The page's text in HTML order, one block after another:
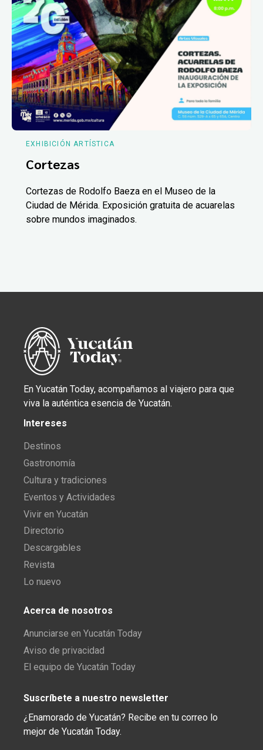
EXHIBICIÓN ARTÍSTICA
Cortezas
Cortezas de Rodolfo Baeza en el Museo de la
Ciudad de Mérida. Exposición gratuita de acuarelas
sobre mundos imaginados.
En Yucatán Today, acompañamos al viajero para que
viva la auténtica esencia de Yucatán.
Intereses
Destinos
Gastronomía
Cultura y tradiciones
Eventos y Actividades
Vivir en Yucatán
Directorio
Descargables
Revista
Lo nuevo
Acerca de nosotros
Anunciarse en Yucatán Today
Aviso de privacidad
El equipo de Yucatán Today
Suscríbete a nuestro newsletter
¿Enamorado de Yucatán? Recibe en tu correo lo
mejor de Yucatán Today.